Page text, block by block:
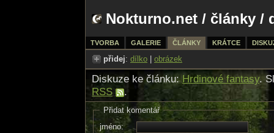
Nokturno.net / články /
TVORBA GALERIE ČLÁNKY KRÁTCE
přidej: dílko obrázek
Diskuze ke článku: Hrdinové fantasy.
RSS
.
Přidat komentář
jméno: